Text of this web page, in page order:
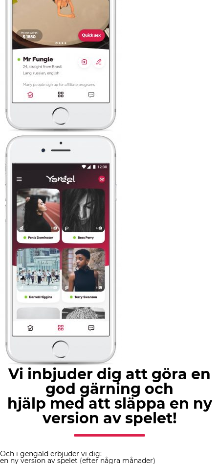
Vi inbjuder dig att göra en
god gärning och
hjälp med att släppa en ny
version av spelet!
Och i gengäld erbjuder vi dig:
en ny version av spelet (efter några månader)